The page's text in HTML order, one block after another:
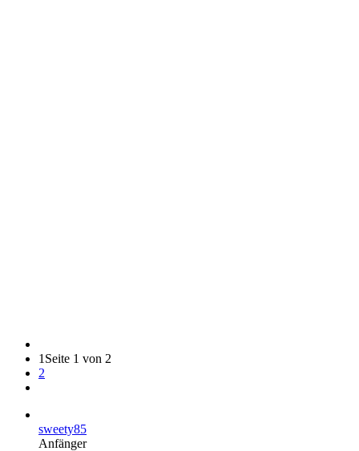
1 Seite 1 von 2
2
sweety85
Anfänger